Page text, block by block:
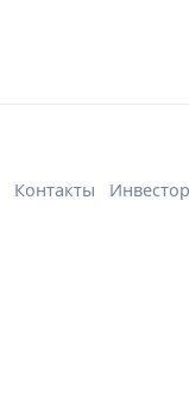
Контакты